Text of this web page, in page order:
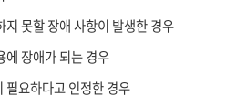
지 못할 장애 사항이 발생한 경우
에 장애가 되는 경우
필요하다고 인정한 경우